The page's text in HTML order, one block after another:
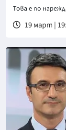
Това е по
19 март |